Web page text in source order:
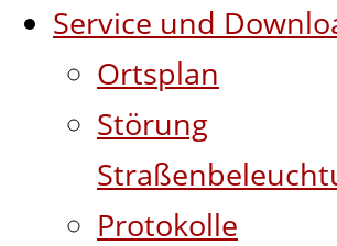
Service und
Ortsplan
Störung
Protokolle